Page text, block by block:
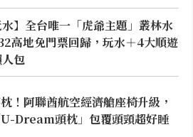
水】全台唯一「虎爺主題」叢林水
高地免門票回歸，玩水＋4大順遊
包
！阿聯酋航空經濟艙座椅升級，
Dream頭枕」包覆頭頸超好睡